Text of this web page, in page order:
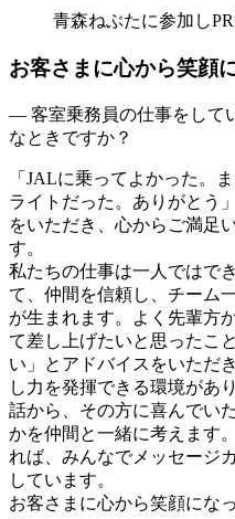
青森ねぶたに参加し
お客さまに心から笑顔
— 客室乗務員の仕事をして
なときですか？
「JALに乗ってよかった。
ライトだった。ありがとう
をいただき、心からご満足
す。
私たちの仕事は一人ではで
て、仲間を信頼し、チーム
が生まれます。よく先輩方
て差し上げたいと思ったこ
い」とアドバイスをいただ
し力を発揮できる環境があ
話から、その方に喜んでい
かを仲間と一緒に考えます
れば、みんなでメッセージ
しています。
お客さまに心から笑顔にな